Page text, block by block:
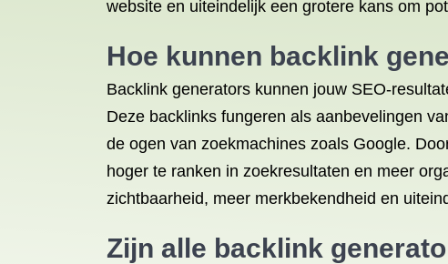
website en uiteindelijk een grotere kans om
Hoe kunnen backlink
Backlink generators kunnen jouw SEO-
Deze backlinks fungeren als aanbevelingen
de ogen van zoekmachines zoals Google.
hoger te ranken in zoekresultaten en meer
zichtbaarheid, meer merkbekendheid en
Zijn alle backlink